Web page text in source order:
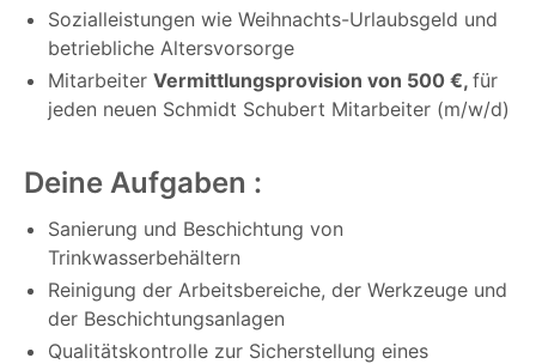
Sozialleistungen wie Weihnachts-Urlaubsgeld und
betriebliche Altersvorsorge
Mitarbeiter Vermittlungsprovision von 500 €, für
jeden neuen Schmidt Schubert Mitarbeiter (m/w/d)
Deine Aufgaben :
Sanierung und Beschichtung von
Trinkwasserbehältern
Reinigung der Arbeitsbereiche, der Werkzeuge und
der Beschichtungsanlagen
Qualitätskontrolle zur Sicherstellung eines